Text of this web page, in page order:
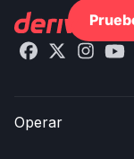
Operar